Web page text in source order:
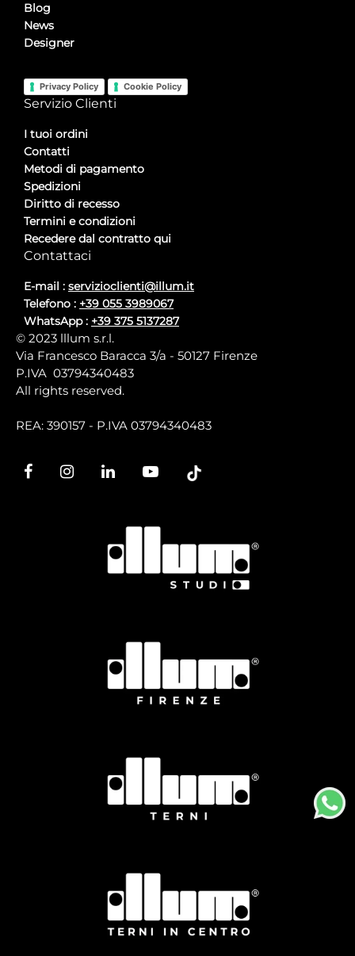
Blog
News
Designer
Privacy Policy Cookie Policy
Servizio Clienti
I tuoi ordini
Contatti
Metodi di pagamento
Spedizioni
Diritto di recesso
Termini e condizioni
Recedere dal contratto qui
Contattaci
E-mail : servizioclienti@illum.it
Telefono : +39 055 3989067
WhatsApp : +39 375 5137287
© 2023 lllum s.r.l.
Via Francesco Baracca 3/a - 50127 Firenze
P.IVA 03794340483
All rights reserved.
REA: 390157 - P.IVA 03794340483